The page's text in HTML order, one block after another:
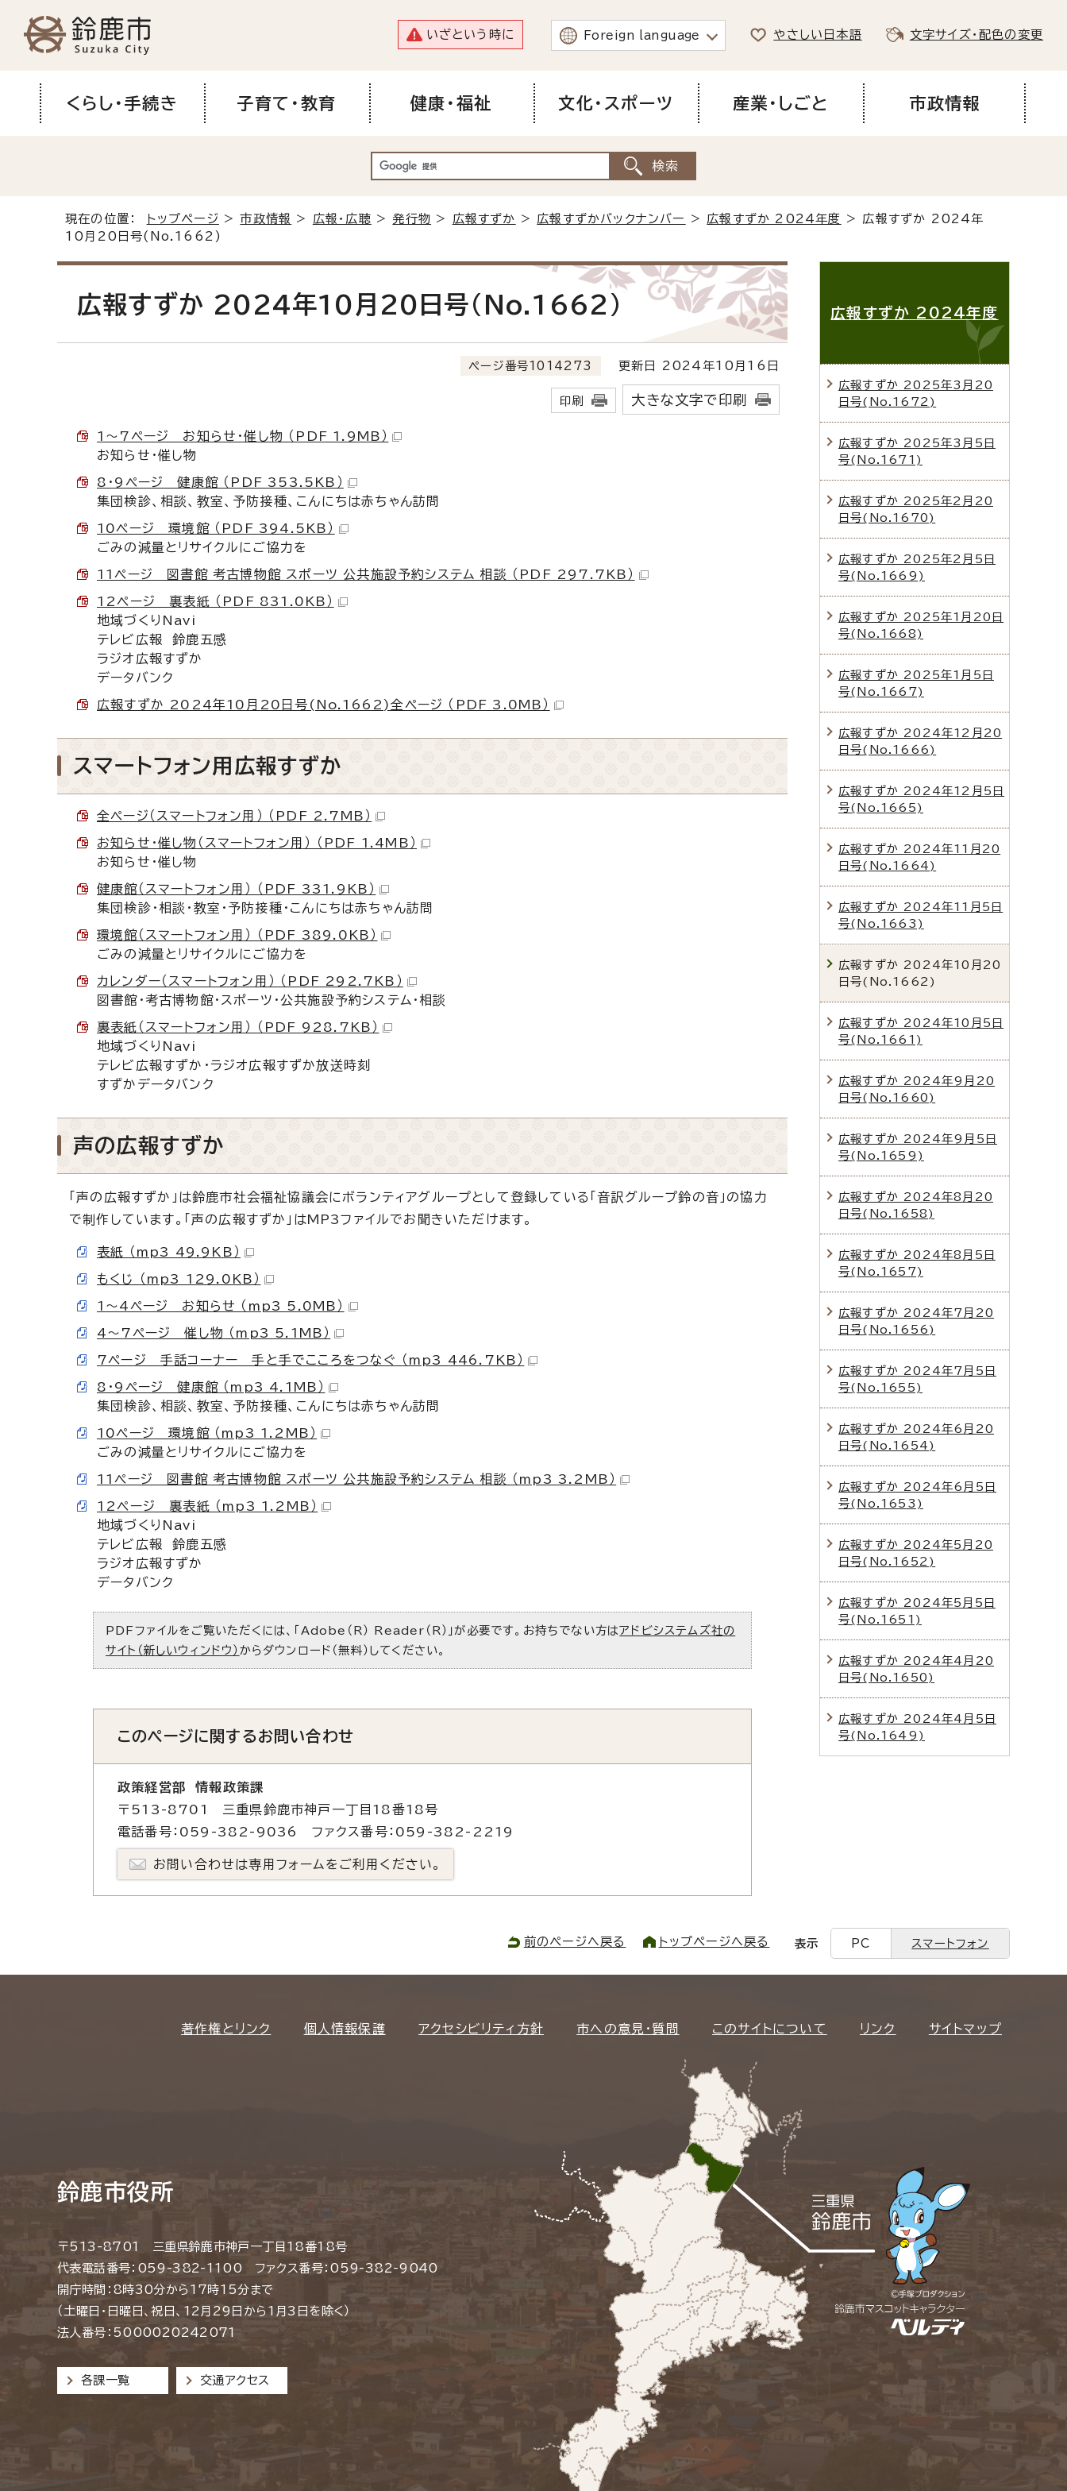
いざという時に Foreign language やさしい日本語 文字サイズ・配色の変更
くらし・手続き 子育て・教育 健康・福祉 文化・スポーツ 産業・しごと 市政情報
現在の位置： トップページ >市政情報 > 広報・広聴 > 発行物 > 広報すずか > 広報すずかバックナンバー > 広報すずか 2024年度 > 広報すずか 2024年
10月20日号(No.1662)
広報すずか 2024年10月20日号(No.1662)
ページ番号1014273 更新日 2024年10月16日
印刷 大きな文字で印刷
1～7ページ お知らせ・催し物 （PDF 1.9MB）
お知らせ・催し物
8・9ページ 健康館 （PDF 353.5KB）
集団検診、相談、教室、予防接種、こんにちは赤ちゃん訪問
10ページ 環境館 （PDF 394.5KB）
ごみの減量とリサイクルにご協力を
11ページ 図書館 考古博物館 スポーツ 公共施設予約システム 相談 （PDF 297.7KB）
12ページ 裏表紙 （PDF 831.0KB）
地域づくりNavi
テレビ広報 鈴鹿五感
ラジオ広報すずか
データバンク
広報すずか 2024年10月20日号(No.1662)全ページ （PDF 3.0MB）
スマートフォン用広報すずか
全ページ（スマートフォン用） （PDF 2.7MB）
お知らせ・催し物（スマートフォン用） （PDF 1.4MB）
お知らせ・催し物
健康館（スマートフォン用） （PDF 331.9KB）
集団検診・相談・教室・予防接種・こんにちは赤ちゃん訪問
環境館（スマートフォン用） （PDF 389.0KB）
ごみの減量とリサイクルにご協力を
カレンダー（スマートフォン用） （PDF 292.7KB）
図書館・考古博物館・スポーツ・公共施設予約システム・相談
裏表紙（スマートフォン用） （PDF 928.7KB）
地域づくりNavi
テレビ広報すずか・ラジオ広報すずか放送時刻
すずかデータバンク
声の広報すずか
「声の広報すずか」は鈴鹿市社会福祉協議会にボランティアグループとして登録している「音訳グループ鈴の音」の協力
で制作しています。「声の広報すずか」はMP3ファイルでお聞きいただけます。
表紙 （mp3 49.9KB）
もくじ （mp3 129.0KB）
1～4ページ お知らせ （mp3 5.0MB）
4～7ページ 催し物 （mp3 5.1MB）
7ページ 手話コーナー 手と手でこころをつなぐ （mp3 446.7KB）
8・9ページ 健康館 （mp3 4.1MB）
集団検診、相談、教室、予防接種、こんにちは赤ちゃん訪問
10ページ 環境館 （mp3 1.2MB）
ごみの減量とリサイクルにご協力を
11ページ 図書館 考古博物館 スポーツ 公共施設予約システム 相談 （mp3 3.2MB）
12ページ 裏表紙 （mp3 1.2MB）
地域づくりNavi
テレビ広報 鈴鹿五感
ラジオ広報すずか
データバンク
PDFファイルをご覧いただくには、「Adobe（R） Reader（R）」が必要です。お持ちでない方はアドビシステムズ社の
サイト（新しいウィンドウ） からダウンロード（無料）してください。
このページに関するお問い合わせ
政策経営部 情報政策課
〒513-8701 三重県鈴鹿市神戸一丁目18番18号
電話番号：059-382-9036 ファクス番号：059-382-2219
お問い合わせは専用フォームをご利用ください。
広報すずか 2024年度
広報すずか 2025年3月20
日号(No.1672)
広報すずか 2025年3月5日
号(No.1671)
広報すずか 2025年2月20
日号(No.1670)
広報すずか 2025年2月5日
号(No.1669)
広報すずか 2025年1月20日
号(No.1668)
広報すずか 2025年1月5日
号(No.1667)
広報すずか 2024年12月20
日号(No.1666)
広報すずか 2024年12月5日
号(No.1665)
広報すずか 2024年11月20
日号(No.1664)
広報すずか 2024年11月5日
号(No.1663)
広報すずか 2024年10月20
日号(No.1662)
広報すずか 2024年10月5日
号(No.1661)
広報すずか 2024年9月20
日号(No.1660)
広報すずか 2024年9月5日
号(No.1659)
広報すずか 2024年8月20
日号(No.1658)
広報すずか 2024年8月5日
号(No.1657)
広報すずか 2024年7月20
日号(No.1656)
広報すずか 2024年7月5日
号(No.1655)
広報すずか 2024年6月20
日号(No.1654)
広報すずか 2024年6月5日
号(No.1653)
広報すずか 2024年5月20
日号(No.1652)
広報すずか 2024年5月5日
号(No.1651)
広報すずか 2024年4月20
日号(No.1650)
広報すずか 2024年4月5日
号(No.1649)
前のページへ戻る トップページへ戻る 表示 PC スマートフォン
著作権とリンク 個人情報保護 アクセシビリティ方針 市への意見・質問 このサイトについて リンク サイトマップ
鈴鹿市役所
〒513-8701 三重県鈴鹿市神戸一丁目18番18号
代表電話番号：059-382-1100 ファクス番号：059-382-9040
開庁時間：8時30分から17時15分まで
（土曜日・日曜日、祝日、12月29日から1月3日を除く）
法人番号：5000020242071
各課一覧 交通アクセス